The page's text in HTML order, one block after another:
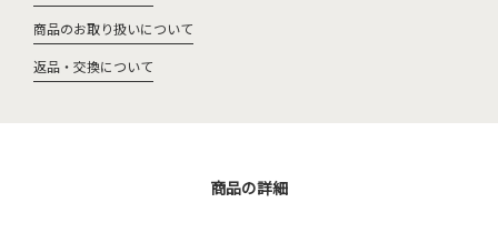
商品のお取り扱いについて
返品・交換について
商品の詳細